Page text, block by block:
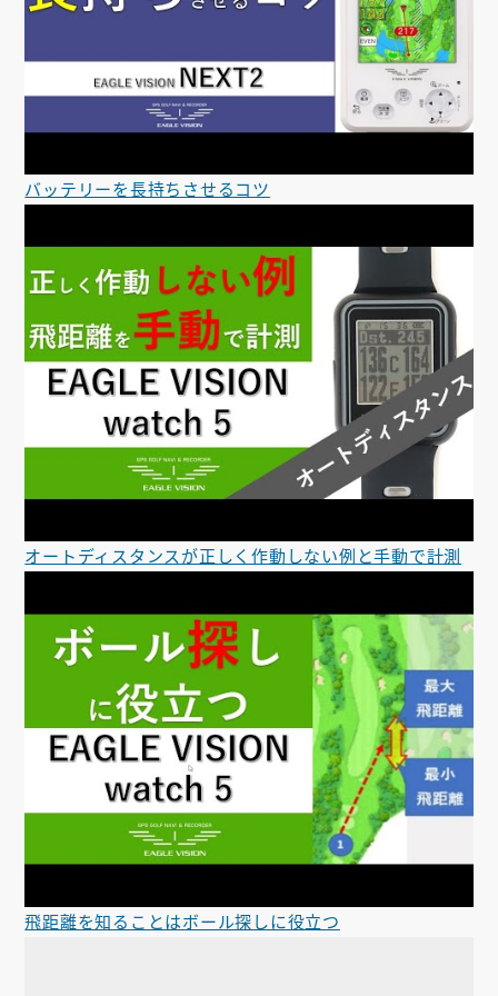
バッテリーを長持ちさせるコツ
オートディスタンスが正しく作動しない例と手動で計測
飛距離を知ることはボール探しに役立つ